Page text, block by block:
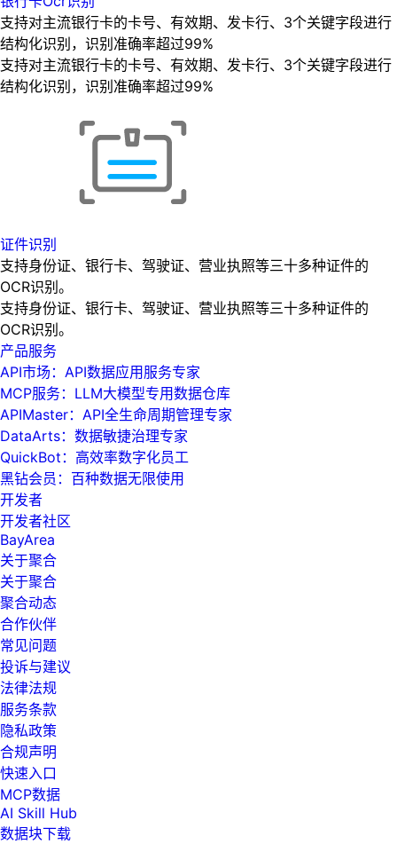
支持对主流银行卡的卡号、有效期、发卡行、3个关键字段进行
结构化识别，识别准确率超过99%
支持对主流银行卡的卡号、有效期、发卡行、3个关键字段进行
结构化识别，识别准确率超过99%
证件识别
支持身份证、银行卡、驾驶证、营业执照等三十多种证件的
OCR识别。
支持身份证、银行卡、驾驶证、营业执照等三十多种证件的
OCR识别。
产品服务
API市场：API数据应用服务专家
MCP服务：LLM大模型专用数据仓库
APIMaster：API全生命周期管理专家
DataArts：数据敏捷治理专家
QuickBot：高效率数字化员工
黑钻会员：百种数据无限使用
开发者
开发者社区
BayArea
关于聚合
关于聚合
聚合动态
合作伙伴
常见问题
投诉与建议
法律法规
服务条款
隐私政策
合规声明
快速入口
MCP数据
AI Skill Hub
数据块下载